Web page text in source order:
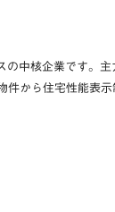
中核企業です。
から住宅性能表